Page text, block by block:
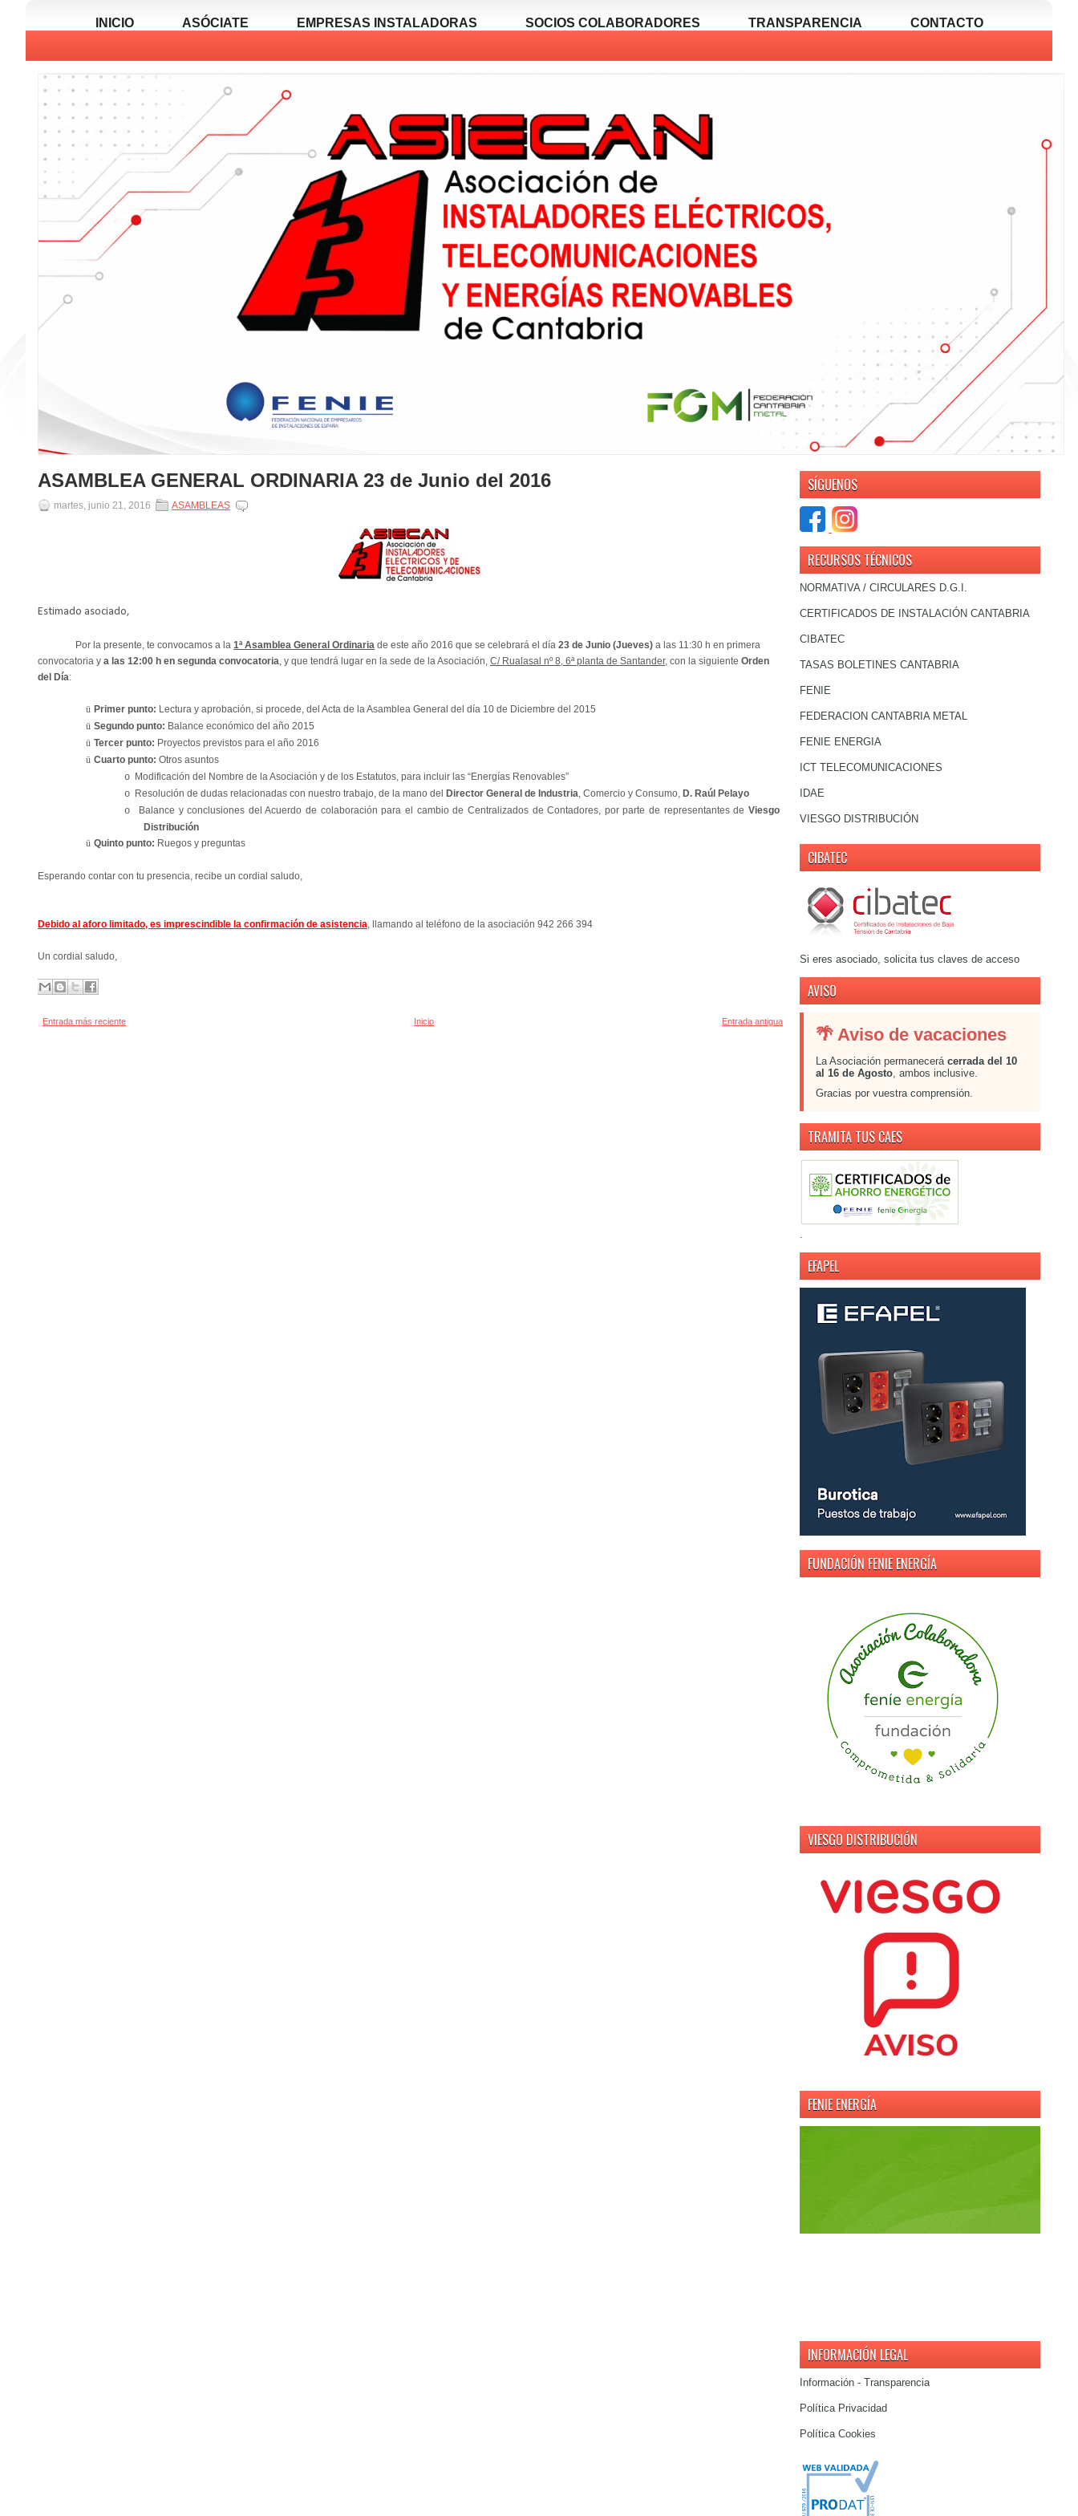
INICIO ASÓCIATE EMPRESAS INSTALADORAS SOCIOS COLABORADORES TRANSPARENCIA CONTACTO
ASAMBLEA GENERAL ORDINARIA 23 de Junio del 2016
martes, junio 21, 2016 ASAMBLEAS
Estimado asociado,
Por la presente, te convocamos a la1ª Asamblea General Ordinaria de este año 2016 que se celebrará el día23 de Junio (Jueves)a las 11:30 h en primera
convocatoria y a las 12:00 h en segunda convocatoria, y que tendrá lugar en la sede de la Asociación, C/ Rualasal nº 8, 6ª planta de Santander, con la siguiente Orden
del Día:
ü Primer punto: Lectura y aprobación, si procede, del Acta de la Asamblea General del día 10 de Diciembre del 2015
ü Segundo punto: Balance económico del año 2015
ü Tercer punto: Proyectos previstos para el año 2016
ü Cuarto punto: Otros asuntos
o Modificación del Nombre de la Asociación y de los Estatutos, para incluir las “Energías Renovables”
o Resolución de dudas relacionadas con nuestro trabajo, de la mano del Director General de Industria, Comercio y Consumo, D. Raúl Pelayo
o
Balance y conclusiones del Acuerdo de colaboración para el cambio de Centralizados de Contadores, por parte de representantes deViesgo
Distribución
ü Quinto punto: Ruegos y preguntas
Esperando contar con tu presencia, recibe un cordial saludo,
Debido al aforo limitado, es imprescindible la confirmación de asistencia, llamando al teléfono de la asociación 942 266 394
Un cordial saludo,
Entrada más reciente Entrada antigua
Inicio
SÍGUENOS
RECURSOS TÉCNICOS
NORMATIVA / CIRCULARES D.G.I.
CERTIFICADOS DE INSTALACIÓN CANTABRIA
CIBATEC
TASAS BOLETINES CANTABRIA
FENIE
FEDERACION CANTABRIA METAL
FENIE ENERGIA
ICT TELECOMUNICACIONES
IDAE
VIESGO DISTRIBUCIÓN
CIBATEC
Si eres asociado, solicita tus claves de acceso
AVISO
🌴 Aviso de vacaciones
La Asociación permanecerá cerrada del 10
al 16 de Agosto, ambos inclusive.
Gracias por vuestra comprensión.
TRAMITA TUS CAES
.
EFAPEL
FUNDACIÓN FENIE ENERGÍA
VIESGO DISTRIBUCIÓN
FENIE ENERGÍA
INFORMACIÓN LEGAL
Información - Transparencia
Política Privacidad
Política Cookies